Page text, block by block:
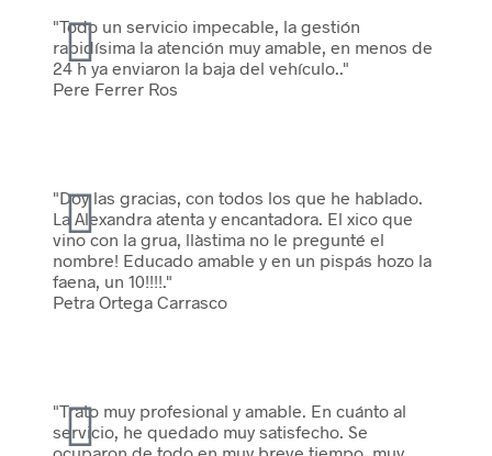
"Todo un servicio impecable, la gestión
rapidísima la atención muy amable, en menos de
24 h ya enviaron la baja del vehículo.."
Pere Ferrer Ros
"Doy las gracias, con todos los que he hablado.
La Alexandra atenta y encantadora. El xico que
vino con la grua, llàstima no le pregunté el
nombre! Educado amable y en un pispás hozo la
faena, un 10!!!!."
Petra Ortega Carrasco
"Trato muy profesional y amable. En cuánto al
servicio, he quedado muy satisfecho. Se